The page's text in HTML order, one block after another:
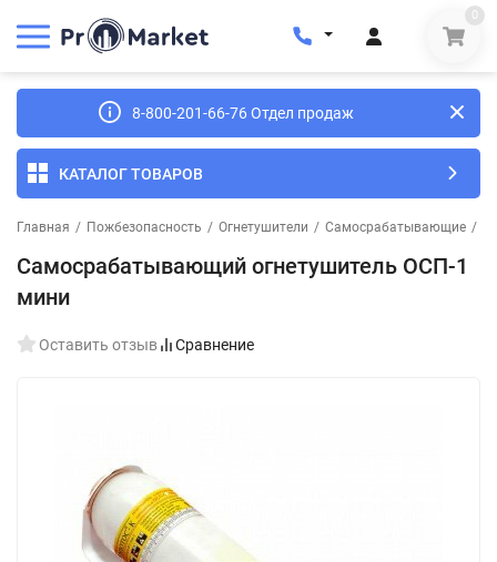
0
8-800-201-66-76 Отдел продаж
КАТАЛОГ ТОВАРОВ
Главная / Пожбезопасность / Огнетушители / Самосрабатывающие /
Самосрабатывающий огнетушитель ОСП-1
мини
Оставить отзыв Сравнение